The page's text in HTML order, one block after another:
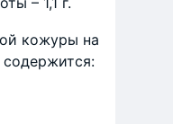
кожуры на